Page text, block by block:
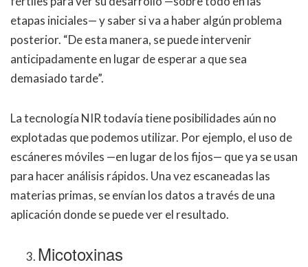
etapas iniciales— y saber si va a haber algún problema
posterior. “De esta manera, se puede intervenir
anticipadamente en lugar de esperar a que sea
demasiado tarde”.
La tecnología NIR todavía tiene posibilidades aún no
explotadas que podemos utilizar. Por ejemplo, el uso de
escáneres móviles —en lugar de los fijos— que ya se usan
para hacer análisis rápidos. Una vez escaneadas las
materias primas, se envían los datos a través de una
aplicación donde se puede ver el resultado.
Micotoxinas